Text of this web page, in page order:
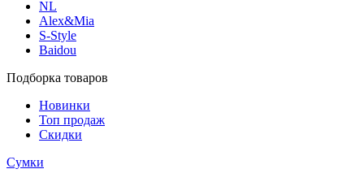
NL
Alex&Mia
S-Style
Baidou
Подборка товаров
Новинки
Топ продаж
Скидки
Сумки